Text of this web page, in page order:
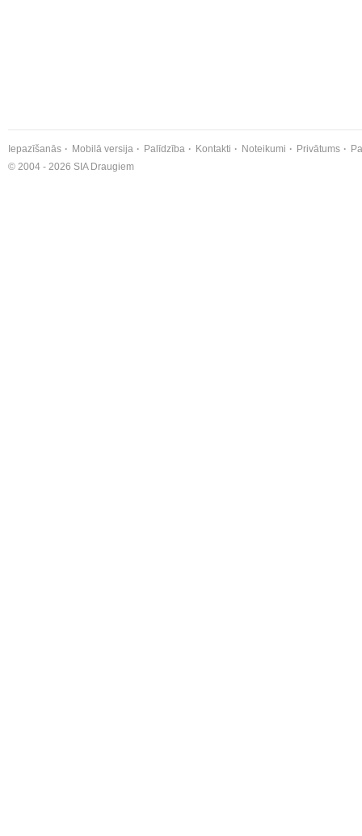
Iepazīšanās Mobilā versija Palīdzība Kontakti Noteikumi Privātums
© 2004 - 2026 SIA Draugiem